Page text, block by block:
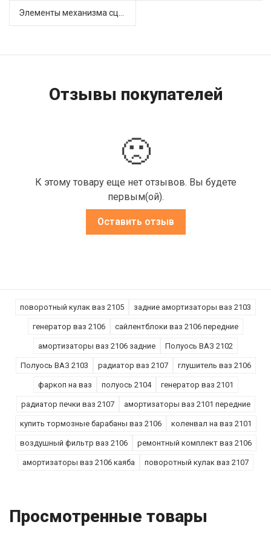
Элементы механизма сцепления (63)
Отзывы покупателей
🙁
К этому товару еще нет отзывов. Вы будете
первым(ой).
Оставить отзыв
поворотный кулак ваз 2105 задние амортизаторы ваз 2103
генератор ваз 2106 сайлентблоки ваз 2106 передние
амортизаторы ваз 2106 задние Полуось ВАЗ 2102
Полуось ВАЗ 2103 радиатор ваз 2107 глушитель ваз 2106
фаркоп на ваз полуось 2104 генератор ваз 2101
радиатор печки ваз 2107 амортизаторы ваз 2101 передние
купить тормозные барабаны ваз 2106 коленвал на ваз 2101
воздушный фильтр ваз 2106 ремонтный комплект ваз 2106
амортизаторы ваз 2106 каяба поворотный кулак ваз 2107
Просмотренные товары